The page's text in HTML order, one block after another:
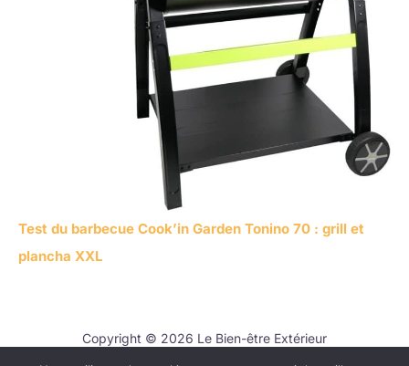
Test du barbecue Cook’in Garden Tonino 70 : grill et
plancha XXL
Copyright © 2026 Le Bien-être Extérieur